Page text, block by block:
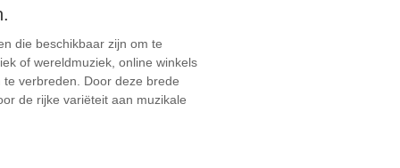
die beschikbaar zijn om te
of wereldmuziek, online winkels
verbreden. Door deze brede
de rijke variëteit aan muzikale